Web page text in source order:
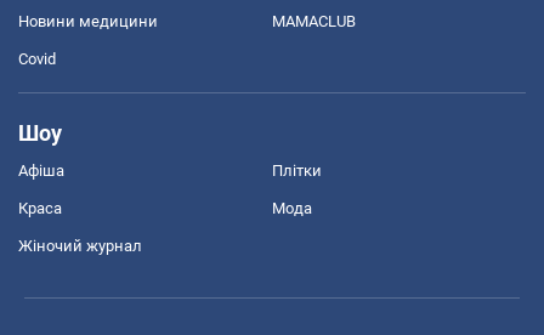
Новини медицини MAMACLUB
Covid
Шоу
Афіша Плітки
Краса Мода
Жіночий журнал